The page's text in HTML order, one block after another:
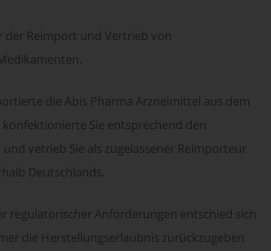
der Reimport und Vertrieb von
die Abis Pharma Arzneimittel aus dem
Sie entsprechend den
vetrieb Sie als zugelassener Reimporteur
Deutschlands.
regulatorischer Anforderungen entschied sich
die Herstellungserlaubnis zurückzugeben